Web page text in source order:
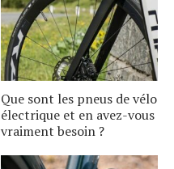
Que sont les pneus de vélo
électrique et en avez-vous
vraiment besoin ?